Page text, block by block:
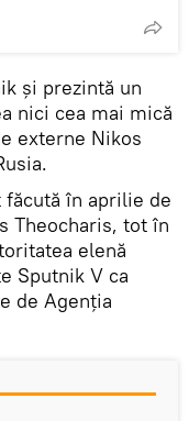
şi prezintă un
nici cea mai mică
externe Nikos
făcută în aprilie de
Theocharis, tot în
elenă
Sputnik V ca
de Agenția